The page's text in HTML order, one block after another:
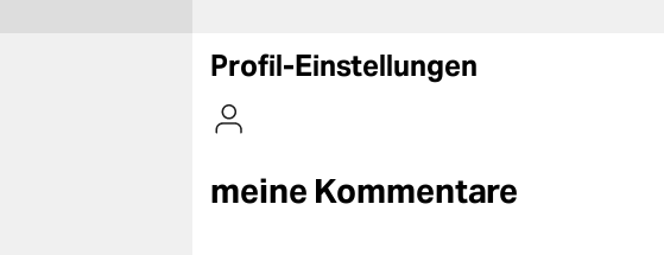
sport
berlin
Profil-Einstellungen
meine Kommentare